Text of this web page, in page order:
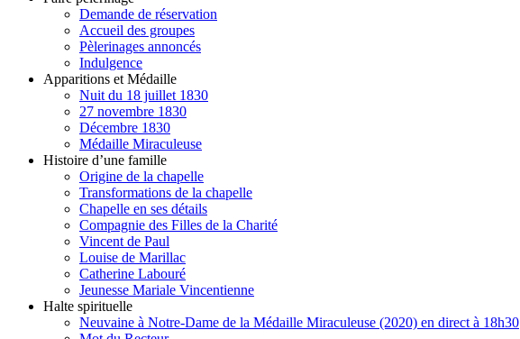
Demande de réservation
Accueil des groupes
Pèlerinages annoncés
Indulgence
Apparitions et Médaille
Nuit du 18 juillet 1830
27 novembre 1830
Décembre 1830
Médaille Miraculeuse
Histoire d’une famille
Origine de la chapelle
Transformations de la chapelle
Chapelle en ses détails
Compagnie des Filles de la Charité
Vincent de Paul
Louise de Marillac
Catherine Labouré
Jeunesse Mariale Vincentienne
Halte spirituelle
Neuvaine à Notre-Dame de la Médaille Miraculeuse (2020) en direct à 18h30